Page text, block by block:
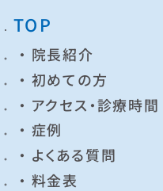
TOP
院長紹介
初めての方
アクセス・診療時間
症例
よくある質問
料金表